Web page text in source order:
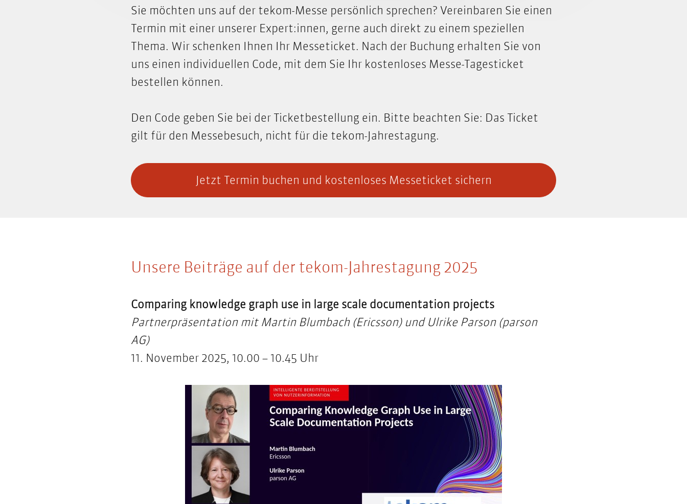
Sie möchten uns auf der tekom-Messe persönlich sprechen? Vereinbaren Sie einen
Termin mit einer unserer Expert:innen, gerne auch direkt zu einem speziellen
Thema. Wir schenken Ihnen Ihr Messeticket. Nach der Buchung erhalten Sie von
uns einen individuellen Code, mit dem Sie Ihr kostenloses Messe-Tagesticket
bestellen können.
Den Code geben Sie bei der Ticketbestellung ein. Bitte beachten Sie: Das Ticket
gilt für den Messebesuch, nicht für die tekom-Jahrestagung.
Jetzt Termin buchen und kostenloses Messeticket sichern
Unsere Beiträge auf der tekom-Jahrestagung 2025
Comparing knowledge graph use in large scale documentation projects
Partnerpräsentation mit Martin Blumbach (Ericsson) und Ulrike Parson (parson
AG)
11. November 2025, 10.00 – 10.45 Uhr